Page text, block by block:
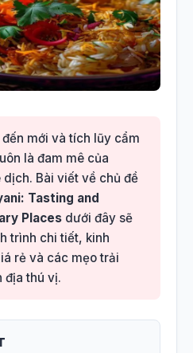
mới và tích lũy cẩm
là đam mê của
Bài viết về chủ đề
Tasting and
Places dưới đây sẽ
trình chi tiết, kinh
rẻ và các mẹo trải
địa thú vị.